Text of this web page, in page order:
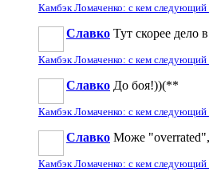
Камбэк Ломаченко: с кем следующий
Славко Тут скорее дело
Камбэк Ломаченко: с кем следующий
Славко До боя!))(**
Камбэк Ломаченко: с кем следующий
Славко Може
Камбэк Ломаченко: с кем следующий